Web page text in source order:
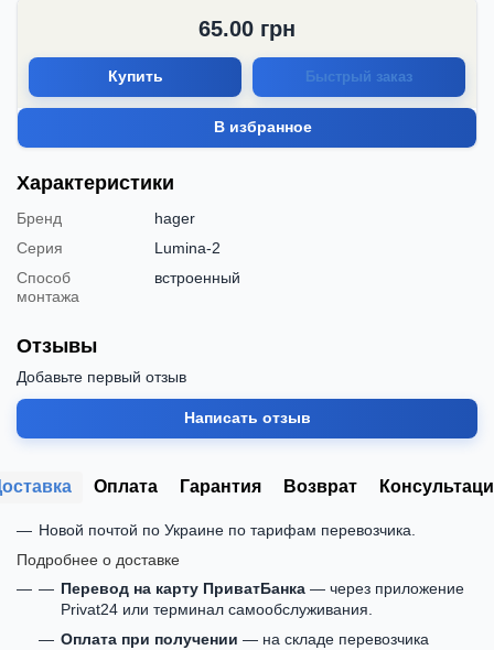
65.00 грн
Купить Быстрый заказ
В избранное
Характеристики
Бренд
hager
Серия
Lumina-2
Способ
монтажа
встроенный
Отзывы
Добавьте первый отзыв
Написать отзыв
Оплата Гарантия Возврат
Новой почтой по Украине по тарифам перевозчика.
Подробнее о доставке
Перевод на карту ПриватБанка — через приложение
Privat24 или терминал самообслуживания.
Оплата при получении — на складе перевозчика